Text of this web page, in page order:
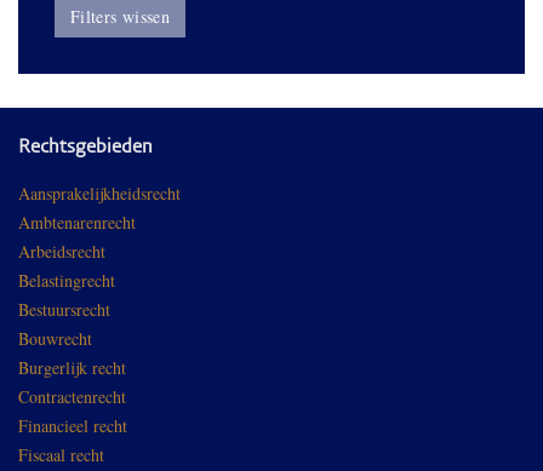
Filters wissen
Rechtsgebieden
Aansprakelijkheidsrecht
Ambtenarenrecht
Arbeidsrecht
Belastingrecht
Bestuursrecht
Bouwrecht
Burgerlijk recht
Contractenrecht
Financieel recht
Fiscaal recht